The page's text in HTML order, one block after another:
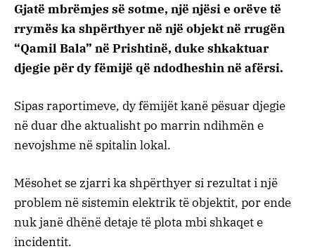
Gjatë mbrëmjes së sotme, një njësi e orëve të
rrymës ka shpërthyer në një objekt në rrugën
“Qamil Bala” në Prishtinë, duke shkaktuar
djegie për dy fëmijë që ndodheshin në afërsi.
Sipas raportimeve, dy fëmijët kanë pësuar djegie
në duar dhe aktualisht po marrin ndihmën e
nevojshme në spitalin lokal.
Mësohet se zjarri ka shpërthyer si rezultat i një
problem në sistemin elektrik të objektit, por ende
nuk janë dhënë detaje të plota mbi shkaqet e
incidentit.